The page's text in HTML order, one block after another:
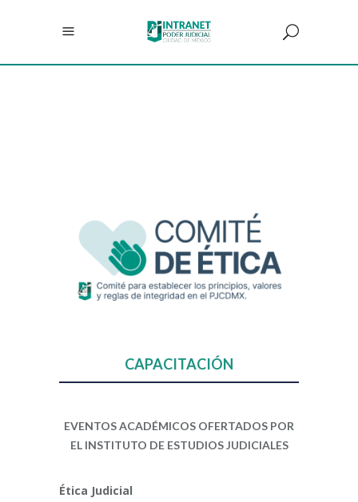
CAPACITACIÓN
EVENTOS ACADÉMICOS OFERTADOS POR
EL INSTITUTO DE ESTUDIOS JUDICIALES
Ética Judicial